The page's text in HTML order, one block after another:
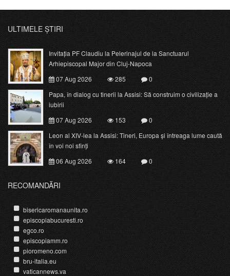
ULTIMELE ȘTIRI
Invitația PF Claudiu la Pelerinajul de la Sanctuarul
Arhiepiscopal Major din Cluj-Napoca
07 Aug 2026
285
0
Papa, în dialog cu tinerii la Assisi: Să construim o civilizație a
iubirii
07 Aug 2026
153
0
Leon al XIV-lea la Assisi: Tineri, Europa și întreaga lume caută
în voi noi sfinți
06 Aug 2026
164 0
RECOMANDĂRI
bisericaromanaunita.ro
episcopiabucuresti.ro
egco.ro
episcopiamm.ro
pioromeno.com
bru-italia.eu
vaticannews.va